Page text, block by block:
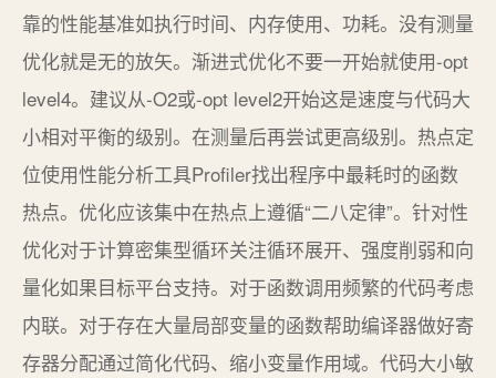
靠的性能基准如执行时间、内存使用、功耗。没有测量
优化就是无的放矢。渐进式优化不要一开始就使用-opt
level4。建议从-O2或-opt level2开始这是速度与代码大
小相对平衡的级别。在测量后再尝试更高级别。热点定
位使用性能分析工具Profiler找出程序中最耗时的函数
热点。优化应该集中在热点上遵循“二八定律”。针对性
优化对于计算密集型循环关注循环展开、强度削弱和向
量化如果目标平台支持。对于函数调用频繁的代码考虑
内联。对于存在大量局部变量的函数帮助编译器做好寄
存器分配通过简化代码、缩小变量作用域。代码大小敏